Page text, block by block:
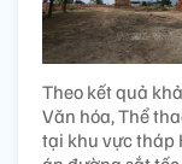
Theo kết quả
Văn hóa, Thể
tại khu vực tháp